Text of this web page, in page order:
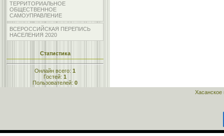
ТЕРРИТОРИАЛЬНОЕ
ОБЩЕСТВЕННОЕ
САМОУПРАВЛЕНИЕ
ВСЕРОССИЙСКАЯ ПЕРЕПИСЬ
НАСЕЛЕНИЯ 2020
Статистика
Онлайн всего: 1
Гостей: 1
Пользователей: 0
Хасанское